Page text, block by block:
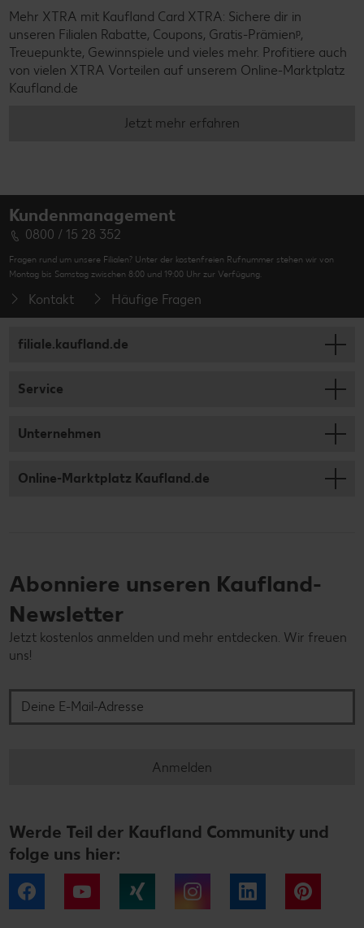
Mehr XTRA mit Kaufland Card XTRA: Sichere dir in
unseren Filialen Rabatte, Coupons, Gratis-Prämienᵖ,
Treuepunkte, Gewinnspiele und vieles mehr. Profitiere auch
von vielen XTRA Vorteilen auf unserem Online-Marktplatz
Kaufland.de
Jetzt mehr erfahren
Kundenmanagement
0800 / 15 28 352
Fragen rund um unsere Filialen? Unter der kostenfreien Rufnummer stehen wir von
Montag bis Samstag zwischen 8:00 und 19:00 Uhr zur Verfügung.
Kontakt Häufige Fragen
filiale.kaufland.de
Service
Unternehmen
Online-Marktplatz Kaufland.de
Abonniere unseren Kaufland-
Newsletter
Jetzt kostenlos anmelden und mehr entdecken. Wir freuen
uns!
Anmelden
Werde Teil der Kaufland Community und
folge uns hier:
Facebook YouTube Instagram LinkedIn